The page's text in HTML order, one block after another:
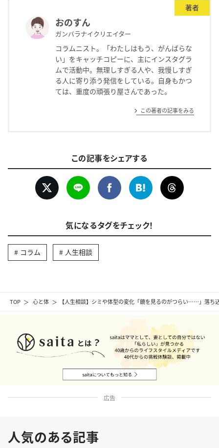
TOP 心と体 【人生相談】シミや体型の変化「鏡を見るのがつらい……」落ち
著者
おのすん
ガンバラナイクリエイター
コラムニスト。「わたしはもう、がんばらな
い」をキャッチコピーに、主にインスタグラ
ムで活動中。無理しすぎる人や、我慢しすぎ
る人に寄り添う発信をしている。自身もかつ
ては、重度の頑張り屋さんであった。
この著者の記事をみる
この記事をシェアする
気になるタグをチェック！
コラム 人生相談
広告
人気のある記事